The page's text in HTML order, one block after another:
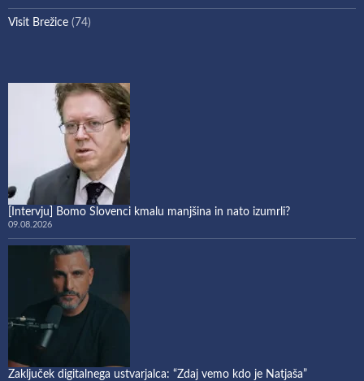
Visit Brežice (74)
[Intervju] Bomo Slovenci kmalu manjšina in nato izumrli?
09.08.2026
Zaključek digitalnega ustvarjalca: “Zdaj vemo kdo je Natjaša”